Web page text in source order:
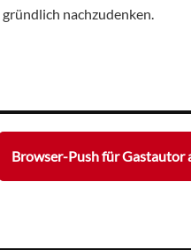
nachzudenken.
Browser-Push für Gastautor